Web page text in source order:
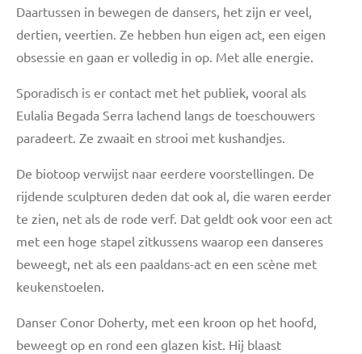
Daartussen in bewegen de dansers, het zijn er veel,
dertien, veertien. Ze hebben hun eigen act, een eigen
obsessie en gaan er volledig in op. Met alle energie.
Sporadisch is er contact met het publiek, vooral als
Eulalia Begada Serra lachend langs de toeschouwers
paradeert. Ze zwaait en strooi met kushandjes.
De biotoop verwijst naar eerdere voorstellingen. De
rijdende sculpturen deden dat ook al, die waren eerder
te zien, net als de rode verf. Dat geldt ook voor een act
met een hoge stapel zitkussens waarop een danseres
beweegt, net als een paaldans-act en een scène met
keukenstoelen.
Danser Conor Doherty, met een kroon op het hoofd,
beweegt op en rond een glazen kist. Hij blaast